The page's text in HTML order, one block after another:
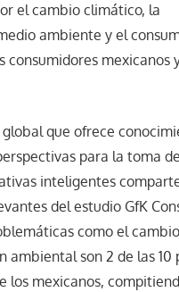
el cambio climático, la
ambiente y el
consumidores mexicanos
que ofrece
para la toma de
inteligentes
del estudio GfK
como el
ambiental son 2 de las 10
los mexicanos,